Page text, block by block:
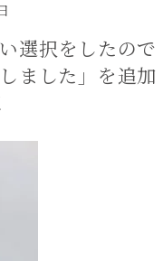
選択をしたので
ました」を追加